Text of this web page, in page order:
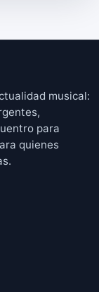
musical:
para
quienes